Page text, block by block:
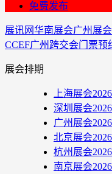
免费发布
展讯网华南展会广州展会
CCEF广州跨交会门票预
展会排期
上海展会
深圳展会
广州展会
北京展会
杭州展会
南京展会